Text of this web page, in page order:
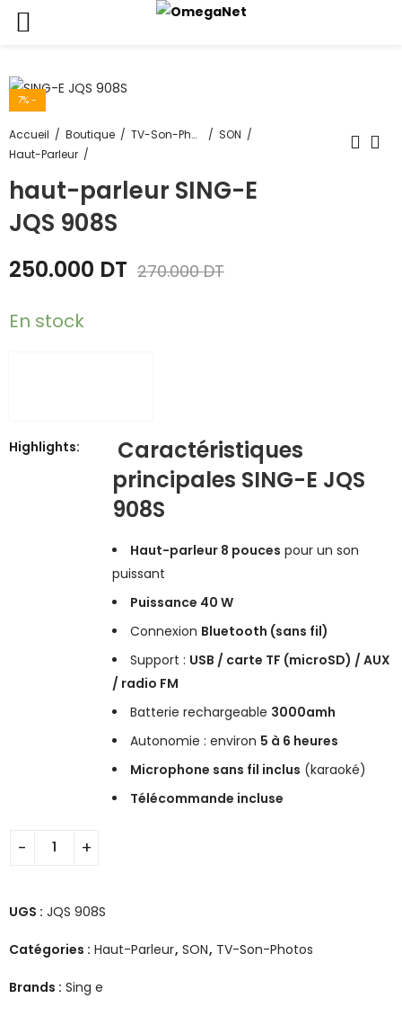
7% -
Accueil Boutique TV-Son-Photos
SON
Haut-Parleur
haut-parleur SING-E
JQS 908S
250.000 DT 270.000DT
En stock
Highlights:
Caractéristiques
principales SING-E JQS
908S
Haut-parleur 8 pouces pour un son
puissant
Puissance 40 W
Connexion Bluetooth (sans fil)
Support : USB / carte TF (microSD) / AUX
/ radio FM
Batterie rechargeable 3000amh
Autonomie : environ 5 à 6 heures
Microphone sans fil inclus (karaoké)
Télécommande incluse
UGS : JQS 908S
Catégories : Haut-Parleur, SON, TV-Son-Photos
Brands : Sing e